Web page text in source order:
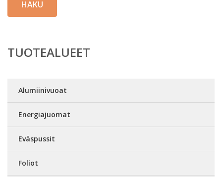
HAKU
TUOTEALUEET
Alumiinivuoat
Energiajuomat
Eväspussit
Foliot